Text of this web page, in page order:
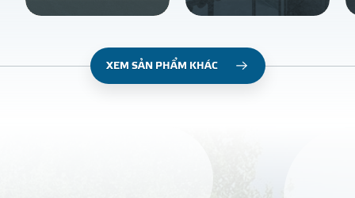
XEM SẢN PHẨM KHÁC